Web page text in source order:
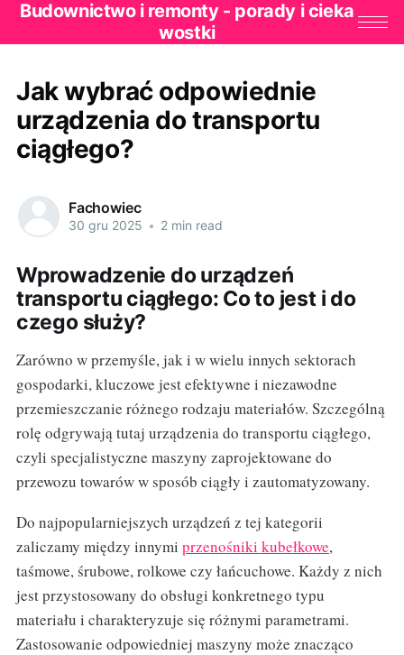
Budownictwo i remonty - porady i cieka
wostki
Jak wybrać odpowiednie
urządzenia do transportu
ciągłego?
Fachowiec
30 gru 2025 • 2 min read
Wprowadzenie do urządzeń
transportu ciągłego: Co to jest i do
czego służy?
Zarówno w przemyśle, jak i w wielu innych sektorach
gospodarki, kluczowe jest efektywne i niezawodne
przemieszczanie różnego rodzaju materiałów. Szczególną
rolę odgrywają tutaj urządzenia do transportu ciągłego,
czyli specjalistyczne maszyny zaprojektowane do
przewozu towarów w sposób ciągły i zautomatyzowany.
Do najpopularniejszych urządzeń z tej kategorii
zaliczamy między innymi przenośniki kubełkowe,
taśmowe, śrubowe, rolkowe czy łańcuchowe. Każdy z nich
jest przystosowany do obsługi konkretnego typu
materiału i charakteryzuje się różnymi parametrami.
Zastosowanie odpowiedniej maszyny może znacząco